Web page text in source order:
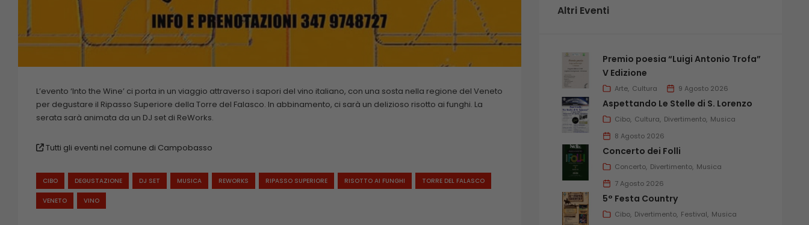
L’evento ‘Into the Wine’ ci porta in un viaggio attraverso i sapori del vino italiano, con una sosta nella regione del Veneto
per degustare il Ripasso Superiore della Torre del Falasco. In abbinamento, ci sarà un delizioso risotto ai funghi. La
serata sarà animata da un DJ set di ReWorks.
Tutti gli eventi nel comune di Campobasso
CIBO DEGUSTAZIONE DJ SET MUSICA REWORKS RIPASSO SUPERIORE RISOTTO AI FUNGHI TORRE DEL FALASCO
VENETO VINO
Altri Eventi
Premio poesia “Luigi Antonio Trofa”
V Edizione
Arte Cultura 9 Agosto 2026
Aspettando Le Stelle di S. Lorenzo
Cibo Cultura Divertimento Musica
8 Agosto 2026
Concerto dei Folli
Concerto Divertimento Musica
7 Agosto 2026
5° Festa Country
Cibo Divertimento Festival Musica